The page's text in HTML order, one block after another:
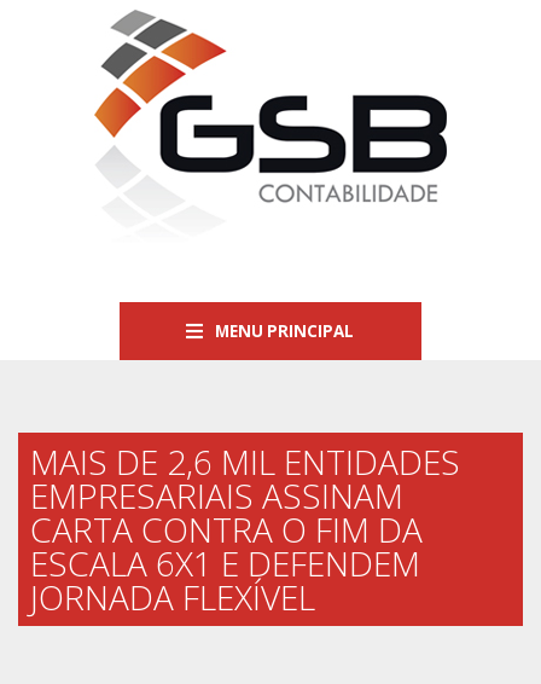
MENU PRINCIPAL
MAIS DE 2,6 MIL ENTIDADES
EMPRESARIAIS ASSINAM
CARTA CONTRA O FIM DA
ESCALA 6X1 E DEFENDEM
JORNADA FLEXÍVEL